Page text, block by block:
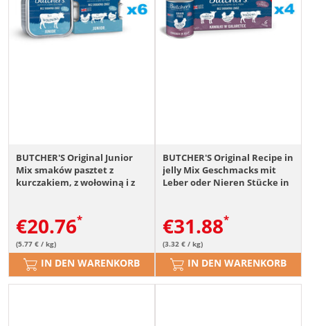
BUTCHER'S Original Junior
Mix smaków pasztet z
kurczakiem, z wołowiną i z
€20.76
(5.77 € / kg)
IN DEN WARENKORB
BUTCHER'S Original Recipe in
jelly Mix Geschmacks mit
Leber oder Nieren Stücke in
x 400 g
€31.88
(3.32 € / kg)
IN DEN WARENKORB